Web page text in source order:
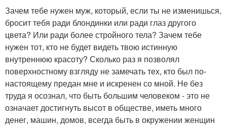
Зачем тебе нужен муж, который, если ты не изменишься,
бросит тебя ради блондинки или ради глаз другого
цвета? Или ради более стройного тела? Зачем тебе
нужен тот, кто не будет видеть твою истинную
внутреннюю красоту? Сколько раз я позволял
поверхностному взгляду не замечать тех, кто был по-
настоящему предан мне и искренен со мной. Не без
труда я осознал, что быть большим человеком - это не
означает достигнуть высот в обществе, иметь много
денег, машин, домов, всегда быть в окружении женщин